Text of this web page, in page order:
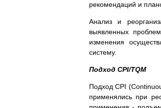
рекомендаций и
Анализ и
выявленных
изменения
систему.
Подход CPI/TQM
Подход CPI
применялись при